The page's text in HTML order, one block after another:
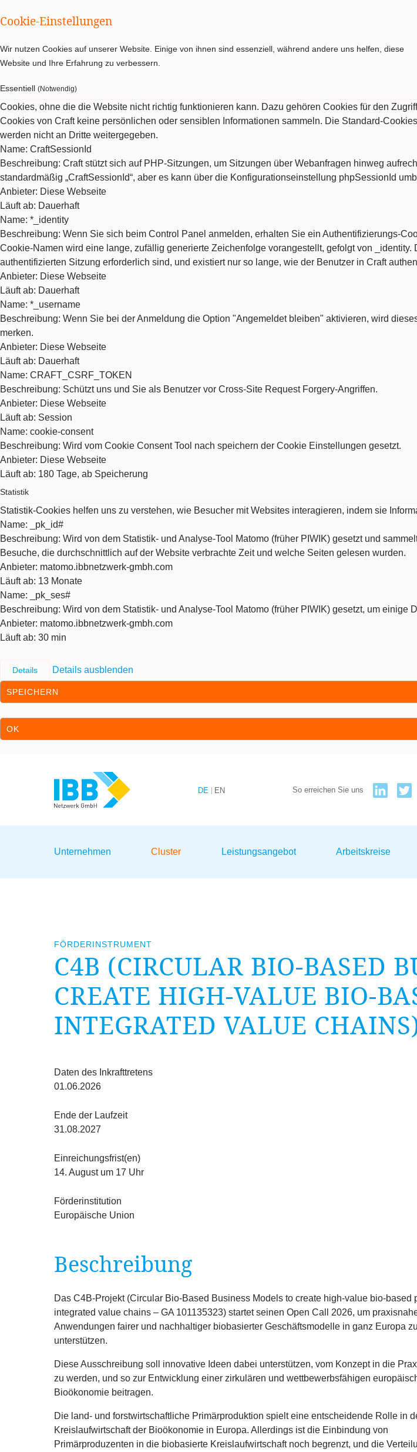
Cookie-Einstellungen
Wir nutzen Cookies auf unserer Website. Einige von ihnen sind essenziell, während andere uns helfen, diese
Website und Ihre Erfahrung zu verbessern.
Essentiell (Notwendig)
Cookies, ohne die die Website nicht richtig funktionieren kann. Dazu gehören Cookies für den
Cookies von Craft keine persönlichen oder sensiblen Informationen sammeln. Die Standard-
werden nicht an Dritte weitergegeben.
Name: CraftSessionId
Beschreibung: Craft stützt sich auf PHP-Sitzungen, um Sitzungen über Webanfragen hinweg
standardmäßig „CraftSessionId“, aber es kann über die Konfigurationseinstellung phpSessionId
Anbieter: Diese Webseite
Läuft ab: Dauerhaft
Name: *_identity
Beschreibung: Wenn Sie sich beim Control Panel anmelden, erhalten Sie ein Authentifizierungs-
Cookie-Namen wird eine lange, zufällig generierte Zeichenfolge vorangestellt, gefolgt von
authentifizierten Sitzung erforderlich sind, und existiert nur so lange, wie der Benutzer in Craft
Anbieter: Diese Webseite
Läuft ab: Dauerhaft
Name: *_username
Beschreibung: Wenn Sie bei der Anmeldung die Option "Angemeldet bleiben" aktivieren, wird
merken.
Anbieter: Diese Webseite
Läuft ab: Dauerhaft
Name: CRAFT_CSRF_TOKEN
Beschreibung: Schützt uns und Sie als Benutzer vor Cross-Site Request Forgery-Angriffen.
Anbieter: Diese Webseite
Läuft ab: Session
Name: cookie-consent
Beschreibung: Wird vom Cookie Consent Tool nach speichern der Cookie Einstellungen gesetzt.
Anbieter: Diese Webseite
Läuft ab: 180 Tage, ab Speicherung
Statistik
Statistik-Cookies helfen uns zu verstehen, wie Besucher mit Websites interagieren, indem sie
Name: _pk_id#
Beschreibung: Wird von dem Statistik- und Analyse-Tool Matomo (früher PIWIK) gesetzt und
Besuche, die durchschnittlich auf der Website verbrachte Zeit und welche Seiten gelesen wurden.
Anbieter: matomo.ibbnetzwerk-gmbh.com
Läuft ab: 13 Monate
Name: _pk_ses#
Beschreibung: Wird von dem Statistik- und Analyse-Tool Matomo (früher PIWIK) gesetzt, um
Anbieter: matomo.ibbnetzwerk-gmbh.com
Läuft ab: 30 min
Details Details ausblenden
SPEICHERN
OK
DE EN So erreichen Sie uns
Unternehmen Cluster Leistungsangebot Arbeitskreise
FÖRDERINSTRUMENT
C4B (CIRCULAR BIO-BASED
CREATE HIGH-VALUE BIO-
INTEGRATED VALUE
Fristen
Daten des Inkrafttretens
01.06.2026
Ende der Laufzeit
31.08.2027
Einreichungsfrist(en)
14. August um 17 Uhr
Förderinstitution
Europäische Union
Beschreibung
Das C4B-Projekt (Circular Bio-Based Business Models to create high-value bio-based
integrated value chains – GA 101135323) startet seinen Open Call 2026, um
Anwendungen fairer und nachhaltiger biobasierter Geschäftsmodelle in ganz Europa zu
unterstützen.
Diese Ausschreibung soll innovative Ideen dabei unterstützen, vom Konzept in die
zu werden, und so zur Entwicklung einer zirkulären und wettbewerbsfähigen
Bioökonomie beitragen.
Die land- und forstwirtschaftliche Primärproduktion spielt eine entscheidende Rolle in
Kreislaufwirtschaft der Bioökonomie in Europa. Allerdings ist die Einbindung von
Primärproduzenten in die biobasierte Kreislaufwirtschaft noch begrenzt, und die